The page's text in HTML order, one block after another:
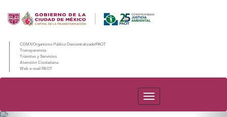
CDMX/Organismo Público Descentralizado/PAOT
Transparencia
Trámites y Servicios
Atención Ciudadana
Web e-mail PAOT
PAOT